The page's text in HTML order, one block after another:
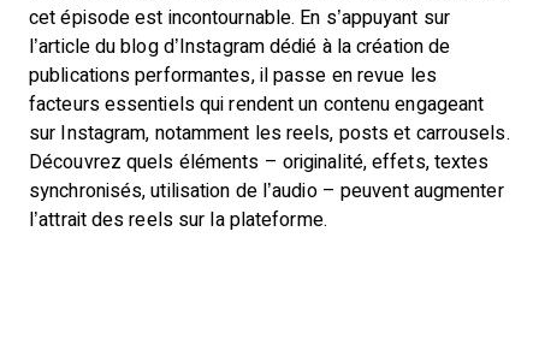
cet épisode est incontournable. En s’appuyant sur
l’article du blog d’Instagram dédié à la création de
publications performantes, il passe en revue les
facteurs essentiels qui rendent un contenu engageant
sur Instagram, notamment les reels, posts et carrousels.
Découvrez quels éléments – originalité, effets, textes
synchronisés, utilisation de l’audio – peuvent augmenter
l’attrait des reels sur la plateforme.